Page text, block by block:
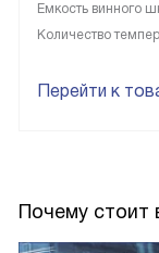
Емкость винного
Количество
Перейти к
Почему